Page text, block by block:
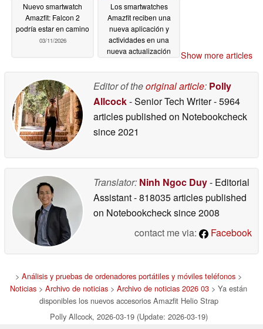
Nuevo smartwatch
Amazfit: Falcon 2
podría estar en camino
03/11/2026
Los smartwatches
Amazfit reciben una
nueva aplicación y
actividades en una
nueva actualización
Show more articles
Editor of theoriginal article: Polly
Allcock- Senior Tech Writer- 5964
articles published on Notebookcheck
since 2021
Translator: Ninh Ngoc Duy- Editorial
Assistant- 818035 articles published
on Notebookchecksince 2008
contact me via:
Facebook
> Análisis y pruebas de ordenadores portátiles y móviles teléfonos >
Noticias > Archivo de noticias > Archivo de noticias 2026 03 > Ya están
disponibles los nuevos accesorios Amazfit Helio Strap
Polly Allcock, 2026-03-19 (Update: 2026-03-19)